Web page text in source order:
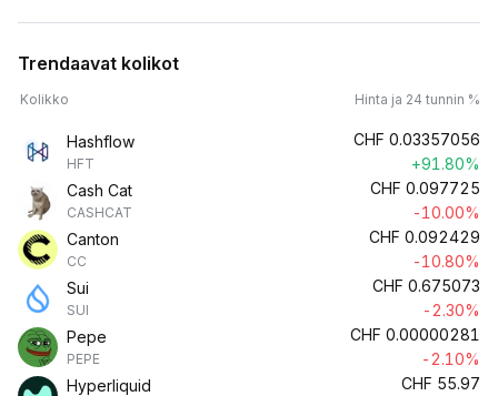
Trendaavat kolikot
Kolikko Hinta ja 24 tunnin %
Hashflow
HFT
CHF 0.03357056
+91.80%
Cash Cat
CASHCAT
CHF 0.097725
-10.00%
Canton
CC
CHF 0.092429
-10.80%
Sui
SUI
CHF 0.675073
-2.30%
Pepe
PEPE
CHF 0.00000281
-2.10%
Hyperliquid
CHF 55.97